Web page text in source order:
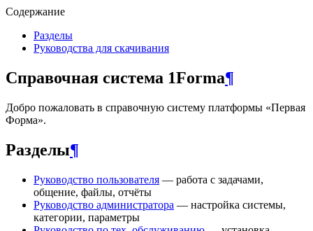
Содержание
Разделы
Руководства для скачивания
Справочная система 1Forma¶
Добро пожаловать в справочную систему платформы «Первая
Форма».
Разделы¶
Руководство пользователя — работа с задачами,
общение, файлы, отчёты
Руководство администратора — настройка системы,
категории, параметры